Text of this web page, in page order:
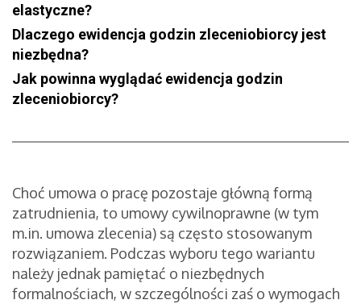
elastyczne?
Dlaczego ewidencja godzin zleceniobiorcy jest
niezbędna?
Jak powinna wyglądać ewidencja godzin
zleceniobiorcy?
Choć umowa o pracę pozostaje główną formą
zatrudnienia, to umowy cywilnoprawne (w tym
m.in. umowa zlecenia) są często stosowanym
rozwiązaniem. Podczas wyboru tego wariantu
należy jednak pamiętać o niezbędnych
formalnościach, w szczególności zaś o wymogach